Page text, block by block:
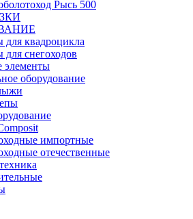
Рысь 500
для квадроцикла
для снегоходов
элементы
оборудование
импортные
отечественные